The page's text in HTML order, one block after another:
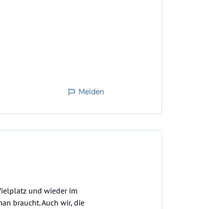
Melden
und wieder im
braucht. Auch wir, die